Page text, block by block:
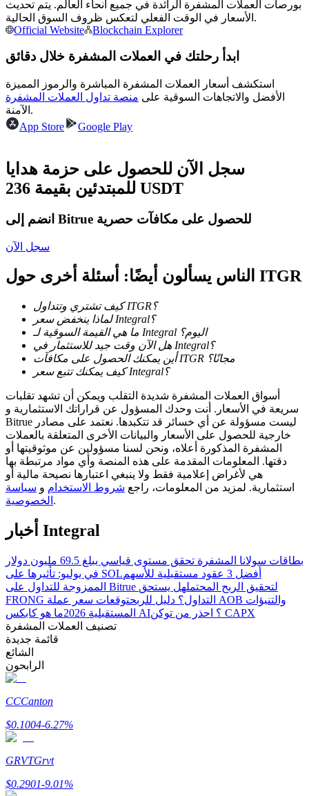
نسخ التداول
انضم إلى أفضل المتداولين
كن متداول نسخ
استمتع بتقاسم الأرباح وعمولات نسخ التداول
معلومة
تحليل البيانات الضخمة بما في ذلك المعلومات التجارية، وما
إلى ذلك.
دليل المبتدئين للعقود الآجلة
استراتيجيات التداول
بورصات العملات المشفرة الرائدة في جميع أنحاء العالم. يتم تحديث
الأسعار في الوقت الفعلي لتعكس ظروف السوق الحالية.
Official Website
Blockchain Explorer
ابدأ رحلتك في العملات المشفرة خلال دقائق
استكشف أسعار العملات المشفرة المباشرة والرموز المميزة
الأفضل والاتجاهات السوقية على منصة تداول العملات المشفرة
الآمنة.
App Store
Google Play
سجل الآن للحصول على حزمة هدايا
للمبتدئين بقيمة 236 USDT
انضم إلى Bitrue للحصول على مكافآت حصرية
سجل الآن
الناس يسألون أيضًا: أسئلة أخرى حول ITGR
كيف تشتري وتتداول ITGR؟
لماذا ينخفض سعر Integral؟
ما هي القيمة السوقية لـ Integral اليوم؟
هل الآن وقت جيد للاستثمار في Integral؟
أين يمكنك الحصول على مكافآت ITGR مجانًا؟
كيف يمكنك تتبع سعر Integral؟
أسواق العملات المشفرة شديدة التقلب ويمكن أن تشهد تقلبات
سريعة في الأسعار. أنت وحدك المسؤول عن قراراتك الاستثمارية و
Bitrue ليست مسؤولة عن أي خسائر قد تتكبدها. نعتمد على مصادر
خارجية للحصول على الأسعار والبيانات الأخرى المتعلقة بالعملات
المشفرة المذكورة أعلاه، ونحن لسنا مسؤولين عن موثوقيتها أو
دقتها. المعلومات المقدمة على هذه المنصة وأي مواد مرتبطة بها
هي لأغراض إعلامية فقط ولا ينبغي اعتبارها نصيحة مالية أو
استثمارية. لمزيد من المعلومات، راجع شروط الاستخدام و سياسة
الخصوصية .
أخبار Integral
بطاقات سولانا المشفرة تحقق مستوى قياسي يبلغ 69.5 مليون دولار
في يوليو: تأثيرها على SOLأفضل 3 عقود مستقبلية للأسهم
الممزوجة للتداول على Bitrue لتحقيق الربح المحتملهل يستحق
FRONG التداول؟ دليل للربحتوقعات سعر عملة AOB والتنبؤات
المستقبلية 2026
ما هو كابكس AI؟ احذر من توكن CAPX
تصنيف العملات المشفرة
قائمة جديدة
الشائع
الرابحون
CCCanton
$0.1004-6.27%
GRVTGrvt
$0.2901-9.01%